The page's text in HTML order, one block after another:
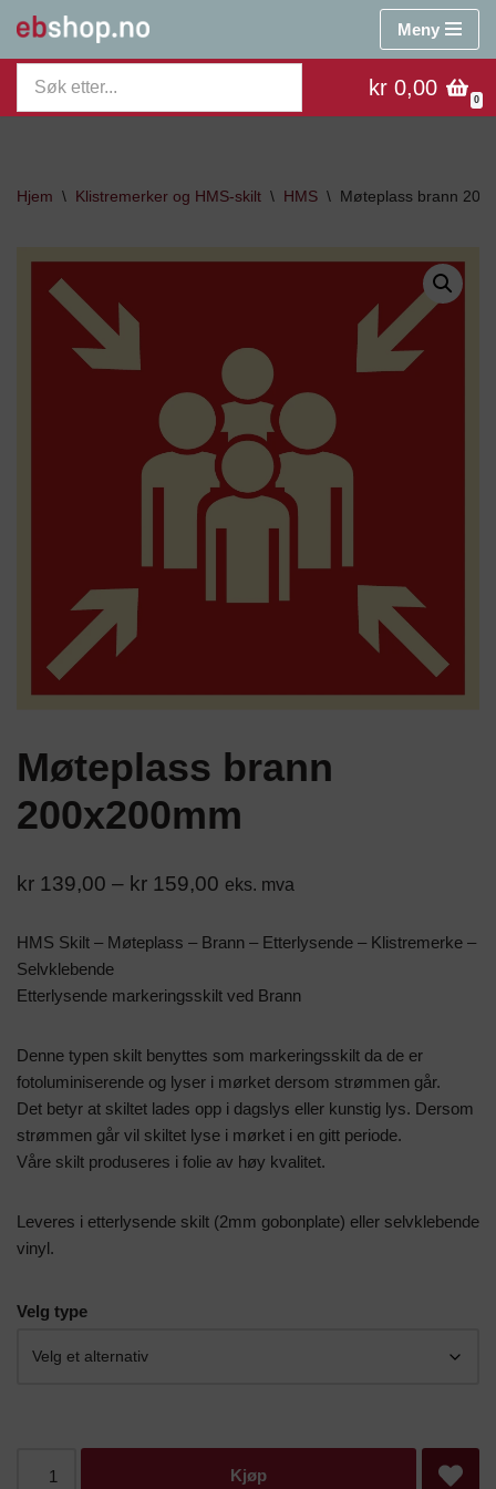
Hopp
innholdet
Meny
kr 0,00 0
Hjem \ Klistremerker og HMS-skilt \ HMS \ Møteplass brann
Møteplass brann
200x200mm
kr 139,00 – kr 159,00 eks. mva
HMS Skilt – Møteplass – Brann – Etterlysende – Klistremerke –
Selvklebende
Etterlysende markeringsskilt ved Brann
Denne typen skilt benyttes som markeringsskilt da de er
fotoluminiserende og lyser i mørket dersom strømmen går.
Det betyr at skiltet lades opp i dagslys eller kunstig lys. Dersom
strømmen går vil skiltet lyse i mørket i en gitt periode.
Våre skilt produseres i folie av høy kvalitet.
Leveres i etterlysende skilt (2mm gobonplate) eller selvklebende
vinyl.
Velg type
Kjøp